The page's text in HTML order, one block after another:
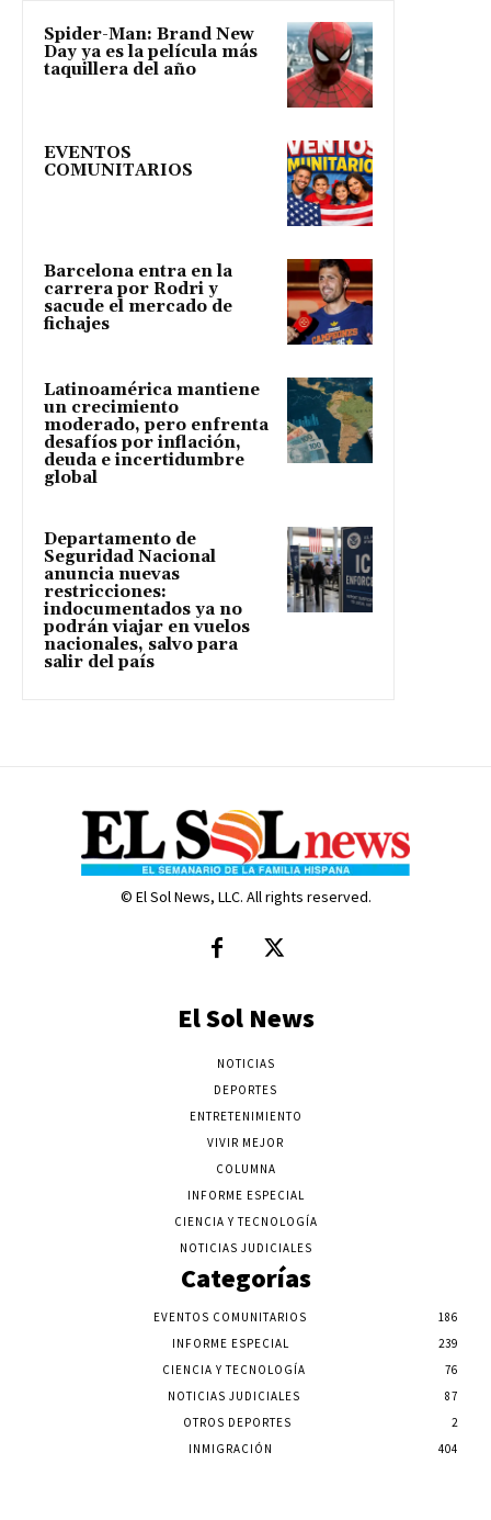
Spider-Man: Brand New
Day ya es la película más
taquillera del año
EVENTOS
COMUNITARIOS
Barcelona entra en la
carrera por Rodri y
sacude el mercado de
fichajes
Latinoamérica mantiene
un crecimiento
moderado, pero enfrenta
desafíos por inflación,
deuda e incertidumbre
global
Departamento de
Seguridad Nacional
anuncia nuevas
restricciones:
indocumentados ya no
podrán viajar en vuelos
nacionales, salvo para
salir del país
© El Sol News, LLC. All rights reserved.
El Sol News
NOTICIAS
DEPORTES
ENTRETENIMIENTO
VIVIR MEJOR
COLUMNA
INFORME ESPECIAL
CIENCIA Y TECNOLOGÍA
NOTICIAS JUDICIALES
Categorías
EVENTOS COMUNITARIOS
186
INFORME ESPECIAL
239
CIENCIA Y TECNOLOGÍA
76
NOTICIAS JUDICIALES
87
OTROS DEPORTES
2
INMIGRACIÓN
404